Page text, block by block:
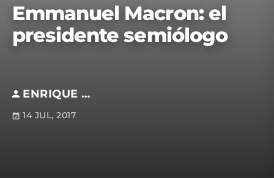
Emmanuel Macron: el
presidente semiólogo
ENRIQUE ORTEGA
14 JUL, 2017